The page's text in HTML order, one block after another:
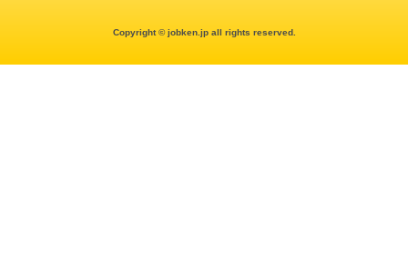
Copyright © jobken.jp all rights reserved.